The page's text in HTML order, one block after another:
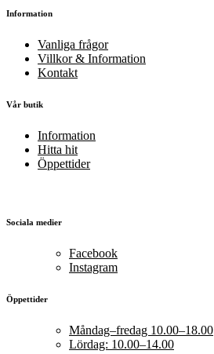
Information
Vanliga frågor
Villkor & Information
Kontakt
Vår butik
Information
Hitta hit
Öppettider
Sociala medier
Facebook
Instagram
Öppettider
Måndag–fredag 10.00–18.00
Lördag: 10.00–14.00